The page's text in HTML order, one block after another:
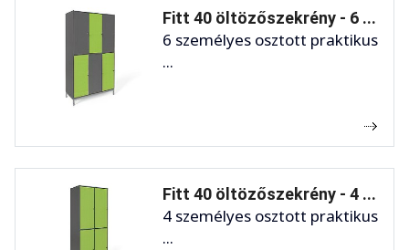
Fitt 40 öltözőszekrény - 6 ...
6 személyes osztott praktikus
...
Fitt 40 öltözőszekrény - 4 ...
4 személyes osztott praktikus
...